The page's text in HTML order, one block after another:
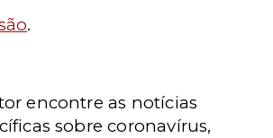
.
encontre as notícias
sobre coronavírus,